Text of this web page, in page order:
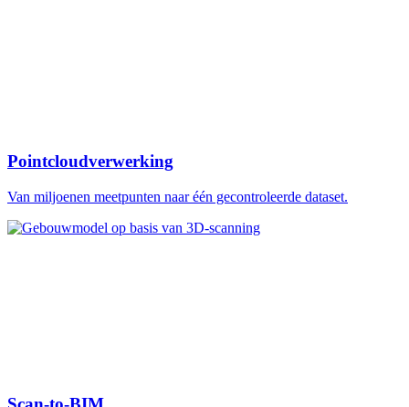
Pointcloudverwerking
Van miljoenen meetpunten naar één gecontroleerde dataset.